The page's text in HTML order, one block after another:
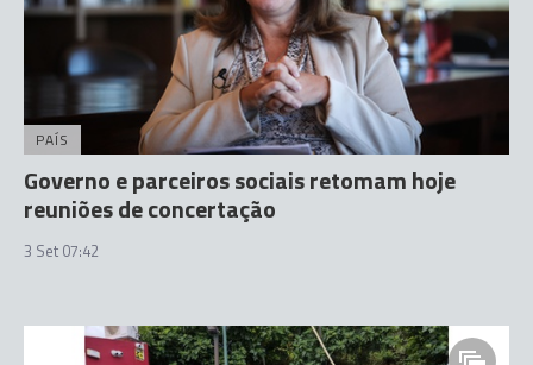
PAÍS
Governo e parceiros sociais retomam hoje
reuniões de concertação
3 Set 07:42